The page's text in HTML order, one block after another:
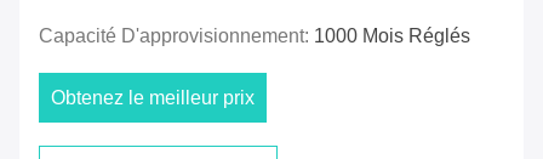
Capacité D'approvisionnement: 1000 Mois Réglés
Obtenez le meilleur prix